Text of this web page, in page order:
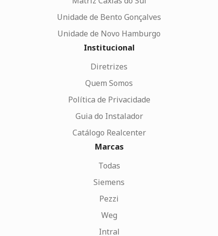
Unidade de Bento Gonçalves
Unidade de Novo Hamburgo
Institucional
Diretrizes
Quem Somos
Política de Privacidade
Guia do Instalador
Catálogo Realcenter
Marcas
Todas
Siemens
Pezzi
Weg
Intral